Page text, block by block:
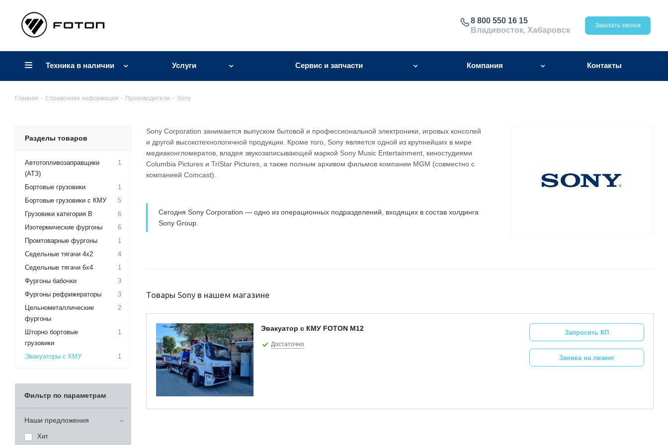
8 800 550 16 15
Владивосток, Хабаровск
Заказать звонок
Техника в наличии Услуги Сервис и запчасти Компания Контакты
Главная - Справочная информация - Производители - Sony
Sony Corporation занимается выпуском бытовой и профессиональной электроники, игровых консолей
и другой высокотехнологичной продукции. Кроме того, Sony является одной из крупнейших в мире
медиаконгломератов, владея звукозаписывающей маркой Sony Music Entertainment, киностудиями
Columbia Pictures и TriStar Pictures, а также полным архивом фильмов компании MGM (совместно с
компанией Comcast).
Сегодня Sony Corporation — одно из операционных подразделений, входящих в состав холдинга
Sony Group.
Товары Sony в нашем магазине
Эвакуатор с КМУ FOTON M12
Достаточно
Запросить КП
Заявка на лизинг
Разделы товаров
Автотопливозаправщики
(АТЗ)
1
Бортовые грузовики
1
Бортовые грузовики с КМУ
5
Грузовики категория B
6
Изотермические фургоны
6
Промтоварные фургоны
1
Седельные тягачи 4х2
4
Седельные тягачи 6х4
1
Фургоны бабочки
3
Фургоны рефрижераторы
3
Цельнометаллические
фургоны
2
Шторно бортовые
грузовики
1
Эвакуаторы с КМУ 1
Фильтр по параметрам
Наши предложения
Хит